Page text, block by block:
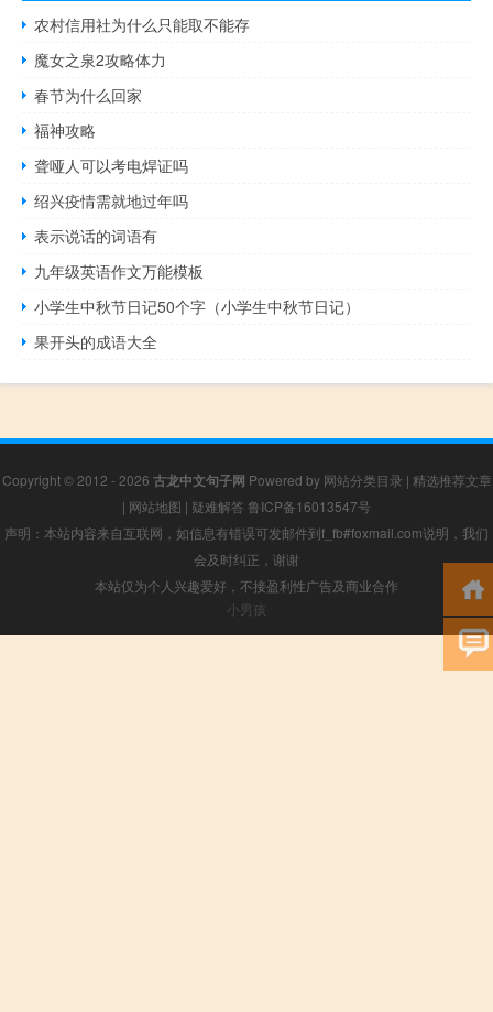
农村信用社为什么只能取不能存
魔女之泉2攻略体力
春节为什么回家
福神攻略
聋哑人可以考电焊证吗
绍兴疫情需就地过年吗
表示说话的词语有
九年级英语作文万能模板
小学生中秋节日记50个字（小学生中秋节日记）
果开头的成语大全
Copyright © 2012 - 2026 古龙中文句子网 Powered by 网站分类目录 | 精选推荐文章
| 网站地图 | 疑难解答 鲁ICP备16013547号
声明：本站内容来自互联网，如信息有错误可发邮件到f_fb#foxmail.com说明，我们
会及时纠正，谢谢
本站仅为个人兴趣爱好，不接盈利性广告及商业合作
小男孩